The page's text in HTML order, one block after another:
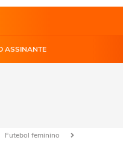
ASSINANTE
Futebol feminino